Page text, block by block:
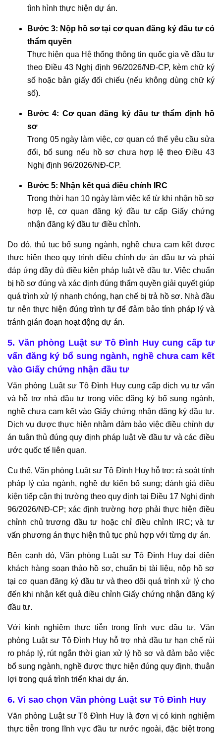
tình hình thực hiện dự án.
Bước 3: Nộp hồ sơ tại cơ quan đăng ký đầu tư có
thẩm quyền
Thực hiện qua Hệ thống thông tin quốc gia về đầu tư
theo Điều 43 Nghị định 96/2026/NĐ-CP, kèm chữ ký
số hoặc bản giấy đối chiếu (nếu không dùng chữ ký
số).
Bước 4: Cơ quan đăng ký đầu tư thẩm định hồ
sơ
Trong 05 ngày làm việc, cơ quan có thể yêu cầu sửa
đổi, bổ sung nếu hồ sơ chưa hợp lệ theo Điều 43
Nghị định 96/2026/NĐ-CP.
Bước 5: Nhận kết quả điều chỉnh IRC
Trong thời hạn 10 ngày làm việc kể từ khi nhận hồ sơ
hợp lệ, cơ quan đăng ký đầu tư cấp Giấy chứng
nhận đăng ký đầu tư điều chỉnh.
Do đó, thủ tục bổ sung ngành, nghề chưa cam kết được
thực hiện theo quy trình điều chỉnh dự án đầu tư và phải
đáp ứng đầy đủ điều kiện pháp luật về đầu tư. Việc chuẩn
bị hồ sơ đúng và xác định đúng thẩm quyền giải quyết giúp
quá trình xử lý nhanh chóng, hạn chế bị trả hồ sơ. Nhà đầu
tư nên thực hiện đúng trình tự để đảm bảo tính pháp lý và
tránh gián đoạn hoạt động dự án.
5. Văn phòng Luật sư Tô Đình Huy cung cấp tư
vấn đăng ký bổ sung ngành, nghề chưa cam kết
vào Giấy chứng nhận đầu tư
Văn phòng Luật sư Tô Đình Huy cung cấp dịch vụ tư vấn
và hỗ trợ nhà đầu tư trong việc đăng ký bổ sung ngành,
nghề chưa cam kết vào Giấy chứng nhận đăng ký đầu tư.
Dịch vụ được thực hiện nhằm đảm bảo việc điều chỉnh dự
án tuân thủ đúng quy định pháp luật về đầu tư và các điều
ước quốc tế liên quan.
Cụ thể, Văn phòng Luật sư Tô Đình Huy hỗ trợ: rà soát tính
pháp lý của ngành, nghề dự kiến bổ sung; đánh giá điều
kiện tiếp cận thị trường theo quy định tại Điều 17 Nghị định
96/2026/NĐ-CP; xác định trường hợp phải thực hiện điều
chỉnh chủ trương đầu tư hoặc chỉ điều chỉnh IRC; và tư
vấn phương án thực hiện thủ tục phù hợp với từng dự án.
Bên cạnh đó, Văn phòng Luật sư Tô Đình Huy đại diện
khách hàng soạn thảo hồ sơ, chuẩn bị tài liệu, nộp hồ sơ
tại cơ quan đăng ký đầu tư và theo dõi quá trình xử lý cho
đến khi nhận kết quả điều chỉnh Giấy chứng nhận đăng ký
đầu tư.
Với kinh nghiệm thực tiễn trong lĩnh vực đầu tư, Văn
phòng Luật sư Tô Đình Huy hỗ trợ nhà đầu tư hạn chế rủi
ro pháp lý, rút ngắn thời gian xử lý hồ sơ và đảm bảo việc
bổ sung ngành, nghề được thực hiện đúng quy định, thuận
lợi trong quá trình triển khai dự án.
6. Vì sao chọn Văn phòng Luật sư Tô Đình Huy
Văn phòng Luật sư Tô Đình Huy là đơn vị có kinh nghiệm
thực tiễn trong lĩnh vực đầu tư nước ngoài, đặc biệt trong